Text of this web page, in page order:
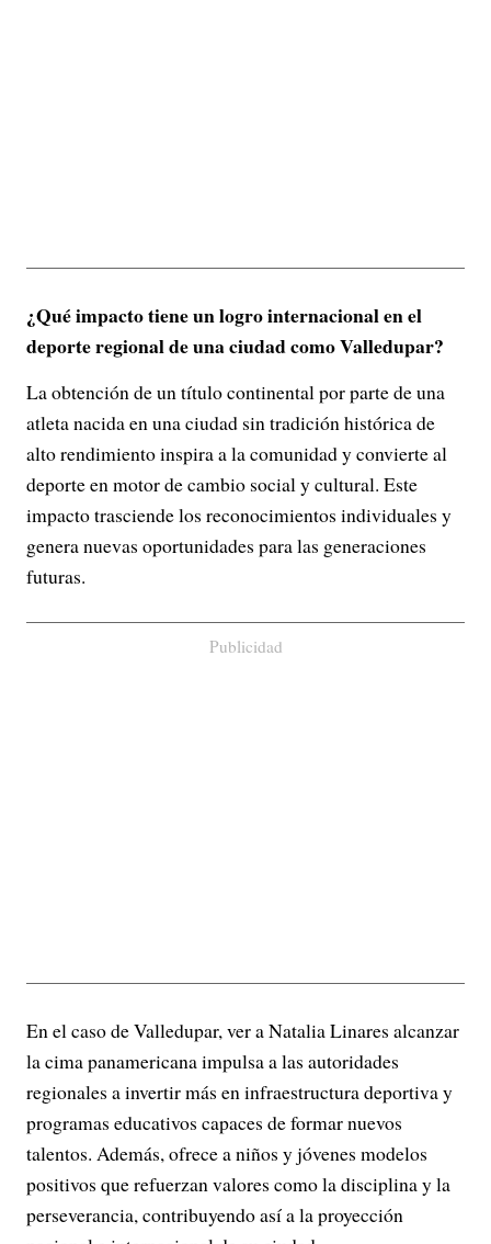
¿Qué impacto tiene un logro internacional en el
deporte regional de una ciudad como Valledupar?
La obtención de un título continental por parte de una
atleta nacida en una ciudad sin tradición histórica de
alto rendimiento inspira a la comunidad y convierte al
deporte en motor de cambio social y cultural. Este
impacto trasciende los reconocimientos individuales y
genera nuevas oportunidades para las generaciones
futuras.
Publicidad
En el caso de Valledupar, ver a Natalia Linares alcanzar
la cima panamericana impulsa a las autoridades
regionales a invertir más en infraestructura deportiva y
programas educativos capaces de formar nuevos
talentos. Además, ofrece a niños y jóvenes modelos
positivos que refuerzan valores como la disciplina y la
perseverancia, contribuyendo así a la proyección